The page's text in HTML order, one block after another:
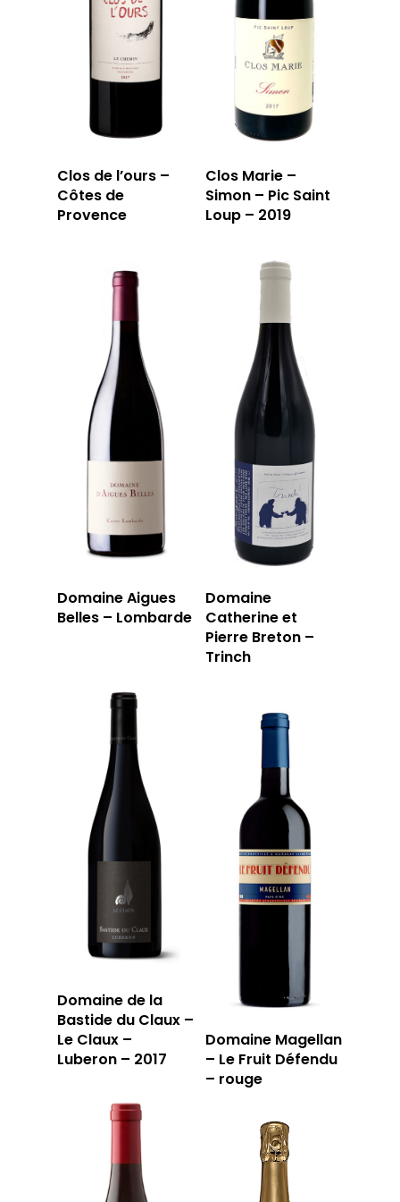
Clos de l’ours –
Côtes de
Provence
Clos Marie –
Simon – Pic Saint
Loup – 2019
Domaine Aigues
Belles – Lombarde
Domaine
Catherine et
Pierre Breton –
Trinch
Domaine de la
Bastide du Claux –
Le Claux –
Luberon – 2017
Domaine Magellan
– Le Fruit Défendu
– rouge
59 rue Grignan
13006 Marseille